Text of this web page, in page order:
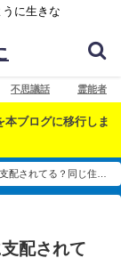
に生きな
不思議話 霊能者
本ブログに移行しま
配されてる？同じ住
配されて